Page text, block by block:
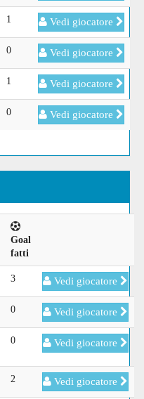
1 Vedi giocatore
0 Vedi giocatore
1 Vedi giocatore
0 Vedi giocatore
Goal
fatti
3 Vedi giocatore
0 Vedi giocatore
0 Vedi giocatore
2 Vedi giocatore